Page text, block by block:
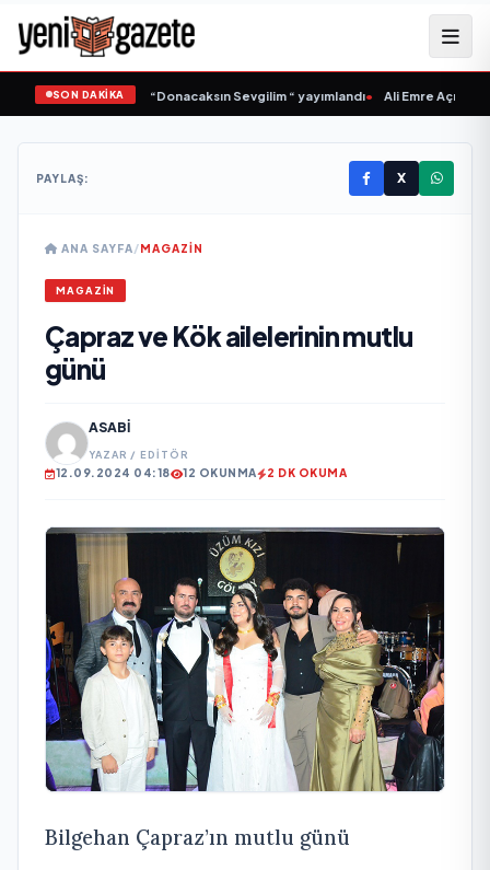
SON DAKİKA
‘dan İkinci Tekli “Donacaksın Sevgilim “ yayımlandı• Ali Emre Açıkgöz
PAYLAŞ: X
ANA SAYFA/MAGAZIN
MAGAZIN
Çapraz ve Kök ailelerinin mutlu
günü
ASABI
YAZAR / EDITÖR
12.09.2024 04:18 12 OKUNMA 2 DK OKUMA
Bilgehan Çapraz’ın mutlu günü